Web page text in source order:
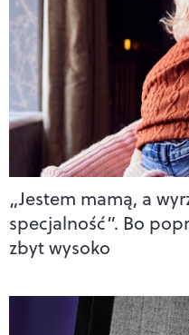
„Jestem mamą, a
specjalność”. Bo
zbyt wysoko